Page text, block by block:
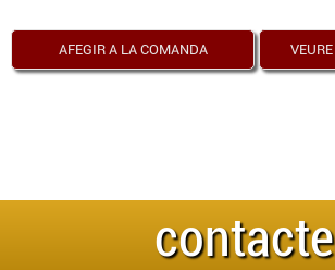
contacte